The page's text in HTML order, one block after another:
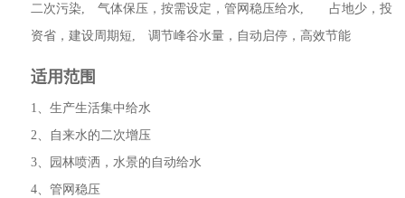
二次污染, 气体保压，按需设定，管网稳压给水, 占地少，投
资省，建设周期短, 调节峰谷水量，自动启停，高效节能
适用范围
1、生产生活集中给水
2、自来水的二次增压
3、园林喷洒，水景的自动给水
4、管网稳压